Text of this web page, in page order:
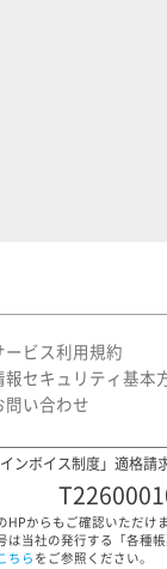
ービス利用規約
報セキュリティ基本
問い合わせ
インボイス制度」適格
HPからもご確認いただけ
は当社の発行する「各種
ちら をご参照ください。